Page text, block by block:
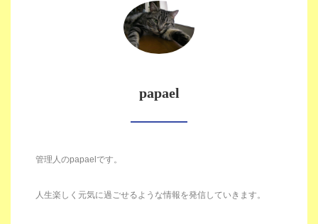
papael
管理人のpapaelです。
人生楽しく元気に過ごせるような情報を発信していきます。